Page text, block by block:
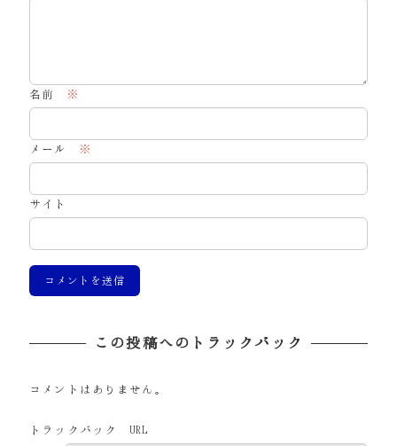
名前 ※
メール ※
サイト
この投稿へのトラックバック
コメントはありません。
トラックバック URL